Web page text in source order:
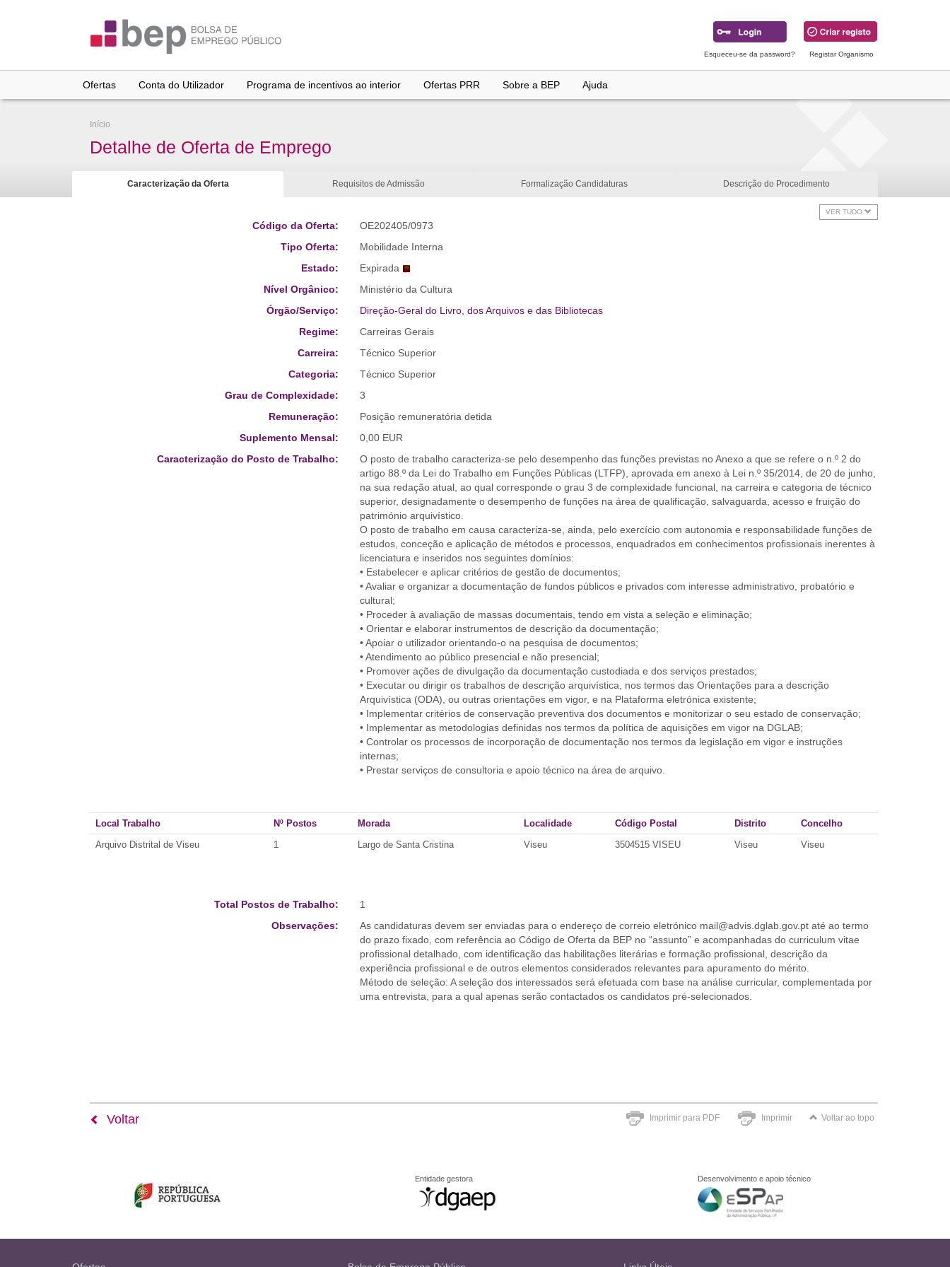
Esqueceu-se da password? Registar Organismo
Ofertas Conta do Utilizador Programa de incentivos ao interior Ofertas PRR Sobre a BEP Ajuda
Início
Detalhe de Oferta de Emprego
Caracterização da Oferta Requisitos de Admissão Formalização Candidaturas Descrição do Procedimento
VER TUDO
Código da Oferta:
OE202405/0973
Tipo Oferta:
Mobilidade Interna
Estado:
Expirada
Nível Orgânico:
Ministério da Cultura
Órgão/Serviço:
Direção-Geral do Livro, dos Arquivos e das Bibliotecas
Regime:
Carreiras Gerais
Carreira:
Técnico Superior
Categoria:
Técnico Superior
Grau de Complexidade:
3
Remuneração:
Posição remuneratória detida
Suplemento Mensal:
0,00 EUR
Caracterização do Posto de Trabalho:
O posto de trabalho caracteriza-se pelo desempenho das funções previstas no Anexo a que se refere o n.º 2 do
artigo 88.º da Lei do Trabalho em Funções Públicas (LTFP), aprovada em anexo à Lei n.º 35/2014, de 20 de junho,
na sua redação atual, ao qual corresponde o grau 3 de complexidade funcional, na carreira e categoria de técnico
superior, designadamente o desempenho de funções na área de qualificação, salvaguarda, acesso e fruição do
património arquivístico.
O posto de trabalho em causa caracteriza-se, ainda, pelo exercício com autonomia e responsabilidade funções de
estudos, conceção e aplicação de métodos e processos, enquadrados em conhecimentos profissionais inerentes à
licenciatura e inseridos nos seguintes domínios:
• Estabelecer e aplicar critérios de gestão de documentos;
• Avaliar e organizar a documentação de fundos públicos e privados com interesse administrativo, probatório e
cultural;
• Proceder à avaliação de massas documentais, tendo em vista a seleção e eliminação;
• Orientar e elaborar instrumentos de descrição da documentação;
• Apoiar o utilizador orientando-o na pesquisa de documentos;
• Atendimento ao público presencial e não presencial;
• Promover ações de divulgação da documentação custodiada e dos serviços prestados;
• Executar ou dirigir os trabalhos de descrição arquivística, nos termos das Orientações para a descrição
Arquivística (ODA), ou outras orientações em vigor, e na Plataforma eletrónica existente;
• Implementar critérios de conservação preventiva dos documentos e monitorizar o seu estado de conservação;
• Implementar as metodologias definidas nos termos da política de aquisições em vigor na DGLAB;
• Controlar os processos de incorporação de documentação nos termos da legislação em vigor e instruções
internas;
• Prestar serviços de consultoria e apoio técnico na área de arquivo.
Local Trabalho Nº Postos Morada Localidade Código Postal Distrito
Concelho
Arquivo Distrital de Viseu
1 Largo de Santa Cristina Viseu 3504515 VISEU Viseu Viseu
Total Postos de Trabalho:
1
Observações:
As candidaturas devem ser enviadas para o endereço de correio eletrónico mail@advis.dglab.gov.pt até ao termo
do prazo fixado, com referência ao Código de Oferta da BEP no “assunto” e acompanhadas do curriculum vitae
profissional detalhado, com identificação das habilitações literárias e formação profissional, descrição da
experiência profissional e de outros elementos considerados relevantes para apuramento do mérito.
Método de seleção: A seleção dos interessados será efetuada com base na análise curricular, complementada por
uma entrevista, para a qual apenas serão contactados os candidatos pré-selecionados.
Imprimir para PDF Imprimir Voltar ao topo
Voltar
Entidade gestora Desenvolvimento e apoio técnico